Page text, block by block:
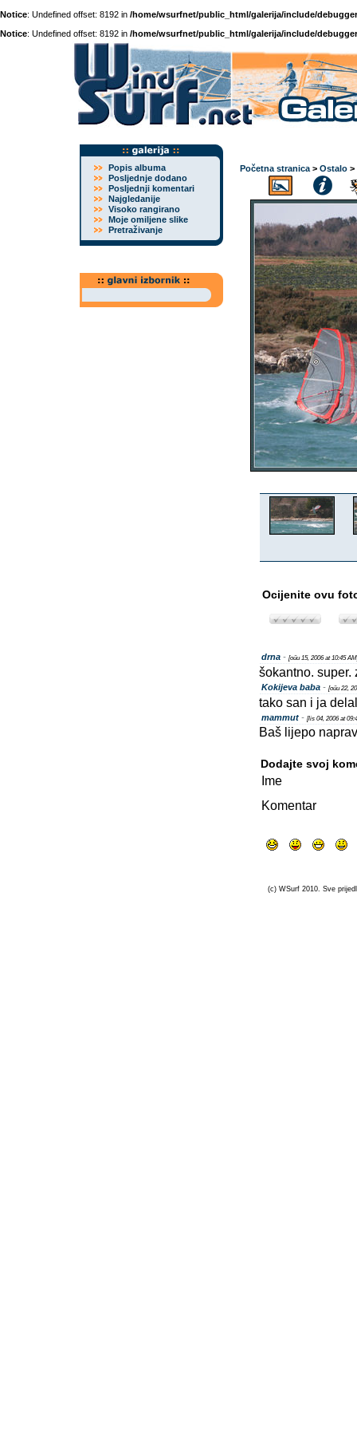
Notice: Undefined offset: 8192 in /home/wsurfnet/public_html/galerija/include/
Notice: Undefined offset: 8192 in /home/wsurfnet/public_html/galerija/include/
Popis albuma
Posljednje dodano
Posljednji komentari
Najgledanije
Visoko rangirano
Moje omiljene slike
Pretraživanje
Početna stranica > Ostalo >
Ocijenite ovu
drna - [oűu 15, 2006 at 10:45
šokantno.
Kokijeva baba - [oűu 22,
tako san i ja
mammut - [lis 04, 2006 at
Baš lijepo
Dodajte svoj
Ime
Komentar
(c) WSurf 2010. Sve